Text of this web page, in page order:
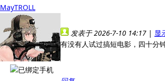
MayTROLL
发表于 2026-7-10 14:17 | 显
有没有人试过搞短电影，四十分